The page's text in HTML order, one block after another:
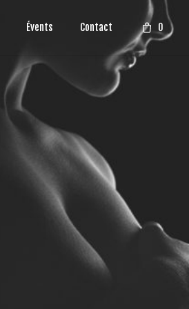
Évents Contact 0